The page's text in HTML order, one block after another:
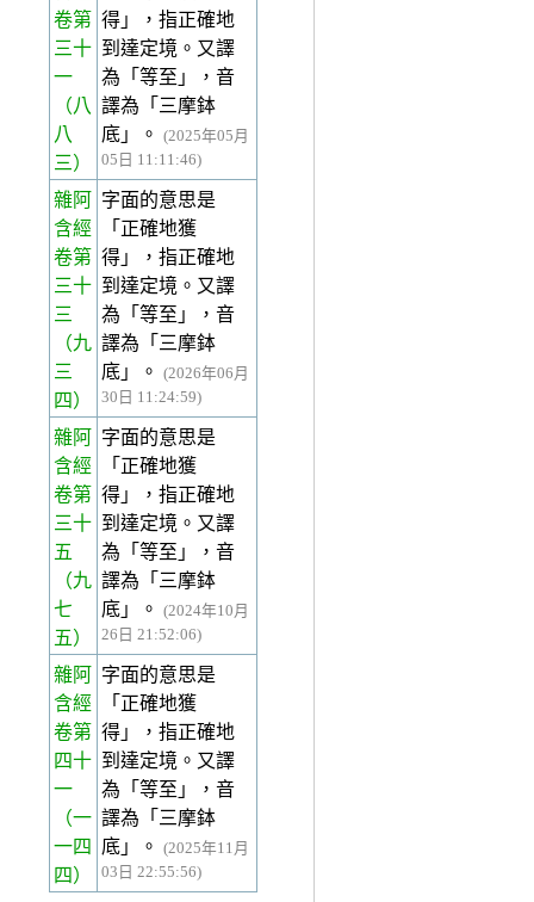
卷第
三十
一
（八
八
三）
得」，指正確地
到達定境。又譯
為「等至」，音
譯為「三摩鉢
底」。
(2025年05月
05日 11:11:46)
雜阿
含經
卷第
三十
三
（九
三
四）
字面的意思是
「正確地獲
得」，指正確地
到達定境。又譯
為「等至」，音
譯為「三摩鉢
底」。
(2026年06月
30日 11:24:59)
雜阿
含經
卷第
三十
五
（九
七
五）
字面的意思是
「正確地獲
得」，指正確地
到達定境。又譯
為「等至」，音
譯為「三摩鉢
底」。
(2024年10月
26日 21:52:06)
雜阿
含經
卷第
四十
一
（一
一四
四）
字面的意思是
「正確地獲
得」，指正確地
到達定境。又譯
為「等至」，音
譯為「三摩鉢
底」。
(2025年11月
03日 22:55:56)